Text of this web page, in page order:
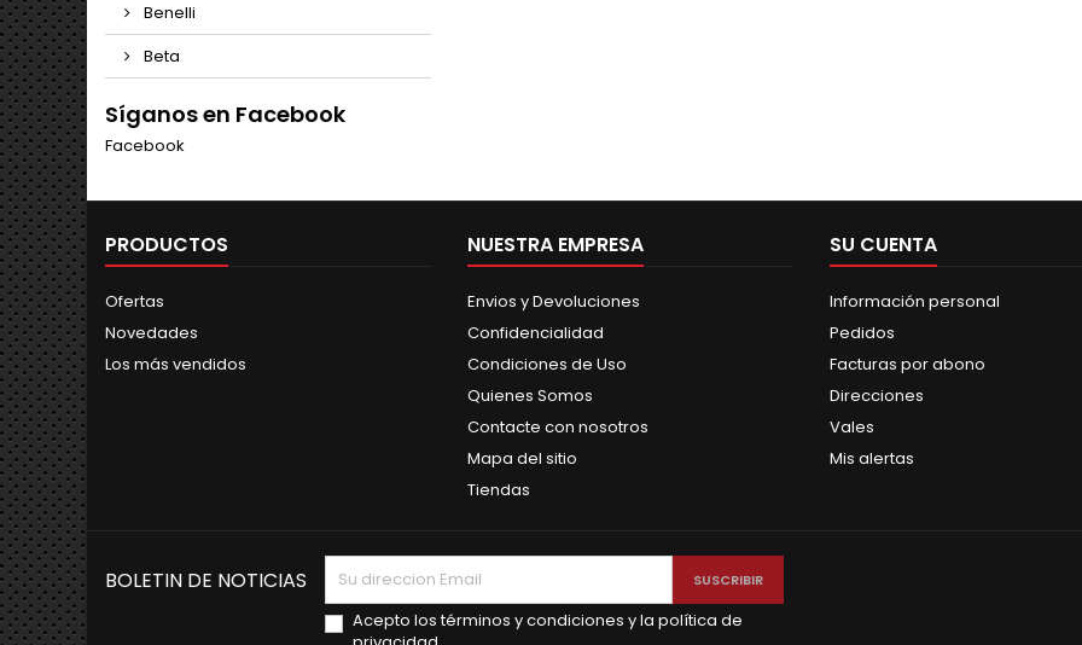
Benelli
Beta
Síganos en Facebook
Facebook
PRODUCTOS
Ofertas
Novedades
Los más vendidos
NUESTRA EMPRESA
Envios y Devoluciones
Confidencialidad
Condiciones de Uso
Quienes Somos
Contacte con nosotros
Mapa del sitio
Tiendas
SU CUENTA
Información personal
Pedidos
Facturas por abono
Direcciones
Vales
Mis alertas
BOLETIN DE NOTICIAS
Acepto los términos y condiciones y la política de